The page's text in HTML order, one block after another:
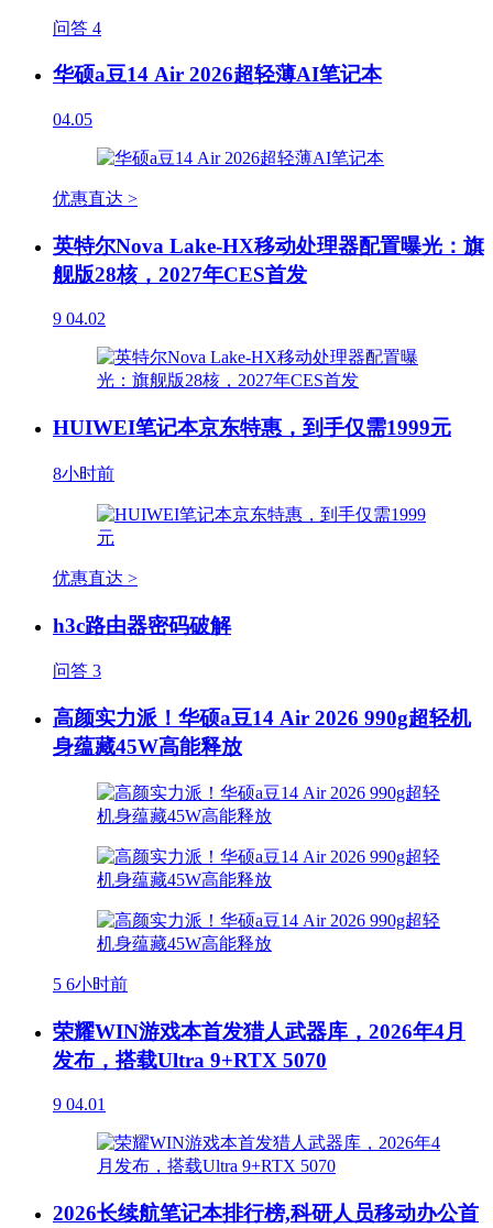
问答 4
华硕a豆14 Air 2026超轻薄AI笔记本
04.05
优惠直达 >
英特尔Nova Lake-HX移动处理器配置曝光：旗
舰版28核，2027年CES首发
9 04.02
HUIWEI笔记本京东特惠，到手仅需1999元
8小时前
优惠直达 >
h3c路由器密码破解
问答 3
高颜实力派！华硕a豆14 Air 2026 990g超轻机
身蕴藏45W高能释放
5 6小时前
荣耀WIN游戏本首发猎人武器库，2026年4月
发布，搭载Ultra 9+RTX 5070
9 04.01
2026长续航笔记本排行榜,科研人员移动办公首